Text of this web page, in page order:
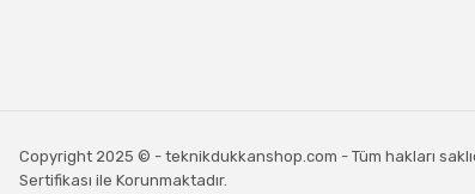
Copyright 2025 © - teknikdukkanshop.com - Tüm hakları
Sertifikası ile Korunmaktadır.